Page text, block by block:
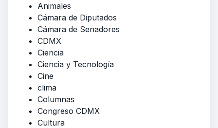
Animales
Cámara de Diputados
Cámara de Senadores
CDMX
Ciencia
Ciencia y Tecnología
Cine
clima
Columnas
Congreso CDMX
Cultura